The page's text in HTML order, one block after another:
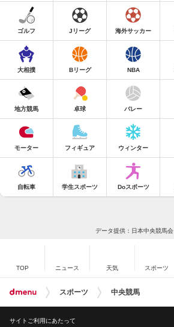
ゴルフ Jリーグ 海外サッカー
大相撲 Bリーグ NBA
地方競馬 卓球 バレー
モーター フィギュア ウィンター
自転車 学生スポーツ Doスポーツ
データ提供：日本中央競馬会
TOP ニュース 天気 スポーツ
スポーツ 中央競馬
サイトご利用にあたって